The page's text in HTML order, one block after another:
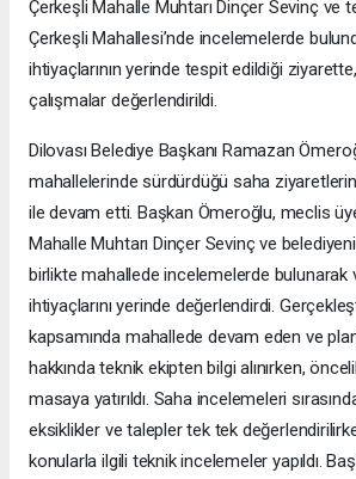
Çerkeşli Mahalle Muhtarı Dinçer Sevinç ve
Çerkeşli Mahallesi’nde incelemelerde
ihtiyaçlarının yerinde tespit edildiği
çalışmalar değerlendirildi.
Dilovası Belediye Başkanı Ramazan
mahallelerinde sürdürdüğü saha
ile devam etti. Başkan Ömeroğlu, meclis
Mahalle Muhtarı Dinçer Sevinç ve
birlikte mahallede incelemelerde bulunarak
ihtiyaçlarını yerinde değerlendirdi.
kapsamında mahallede devam eden ve
hakkında teknik ekipten bilgi alınırken,
masaya yatırıldı. Saha incelemeleri
eksiklikler ve talepler tek tek
konularla ilgili teknik incelemeler yapıldı.